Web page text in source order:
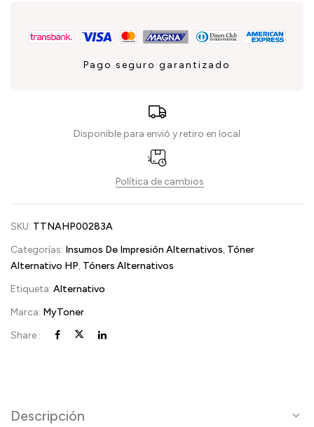
Pago seguro garantizado
Disponible para envió y retiro en local
Política de cambios
SKU: TTNAHP00283A
Categorías: Insumos De Impresión Alternativos, Tóner
Alternativo HP, Tóners Alternativos
Etiqueta: Alternativo
Marca: MyToner
Share :
Descripción